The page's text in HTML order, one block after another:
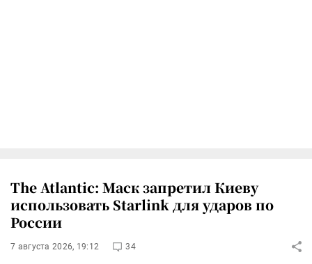
The Atlantic: Маск запретил Киеву
использовать Starlink для ударов по
России
7 августа 2026, 19:12 34